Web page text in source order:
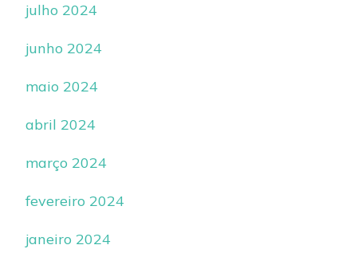
julho 2024
junho 2024
maio 2024
abril 2024
março 2024
fevereiro 2024
janeiro 2024